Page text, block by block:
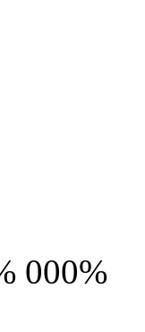
000%